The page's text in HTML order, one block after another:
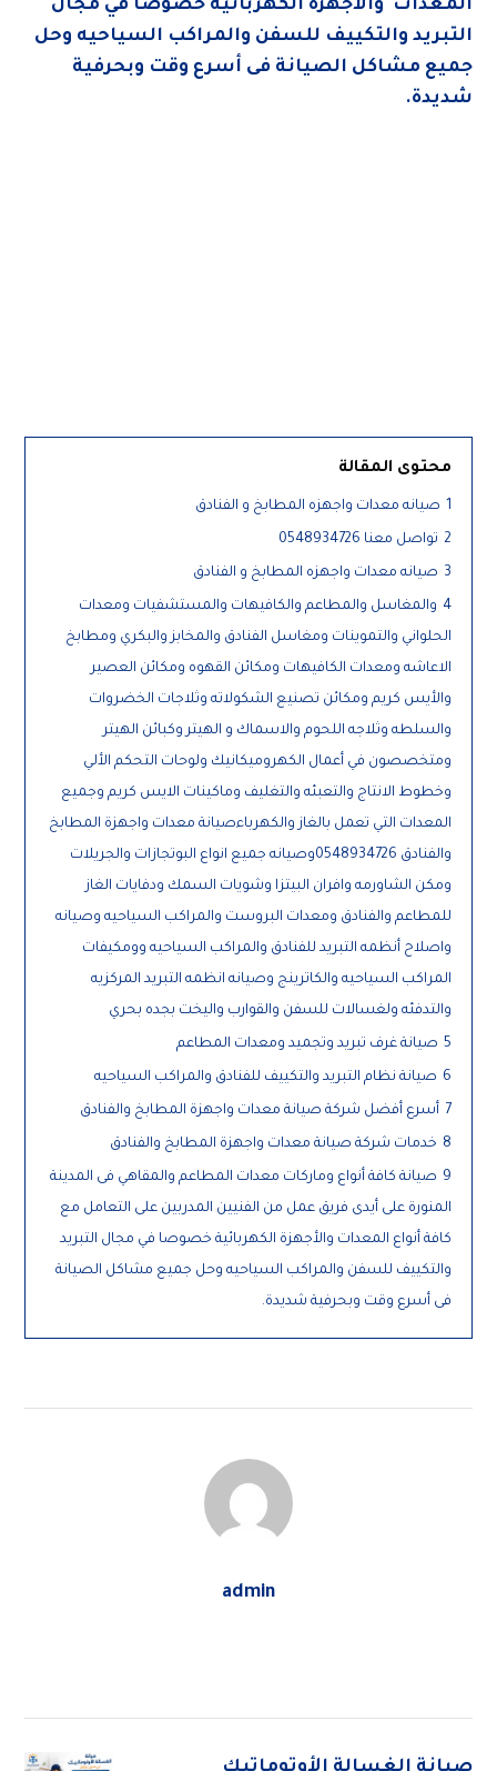
المعدات والأجهزة الكهربائية خصوصا في مجال
التبريد والتكييف للسفن والمراكب السياحيه وحل
جميع مشاكل الصيانة فى أسرع وقت وبحرفية
شديدة.
محتوى المقالة
1 صيانه معدات واجهزه المطابخ و الفنادق
2 تواصل معنا 0548934726
3 صيانه معدات واجهزه المطابخ و الفنادق
4 والمغاسل والمطاعم والكافيهات والمستشفيات ومعدات
الحلواني والتموينات ومغاسل الفنادق والمخابز والبكري ومطابخ
الاعاشه ومعدات الكافيهات ومكائن القهوه ومكائن العصير
والأيس كريم ومكائن تصنيع الشكولاته وثلاجات الخضروات
والسلطه وثلاجه اللحوم والاسماك و الهيتر وكبائن الهيتر
ومتخصصون في أعمال الكهروميكانيك ولوحات التحكم الألي
وخطوط الانتاج والتعبئه والتغليف وماكينات الايس كريم وجميع
المعدات التي تعمل بالغاز والكهرباءصيانة معدات واجهزة المطابخ
والفنادق 0548934726وصيانه جميع انواع البوتجازات والجريلات
ومكن الشاورمه وافران البيتزا وشويات السمك ودفايات الغاز
للمطاعم والفنادق ومعدات البروست والمراكب السياحيه وصيانه
واصلاح أنظمه التبريد للفنادق والمراكب السياحيه وومكيفات
المراكب السياحيه والكاترينج وصيانه انظمه التبريد المركزيه
والتدفئه ولغسالات للسفن والقوارب واليخت بجده بحري
5 صيانة غرف تبريد وتجميد ومعدات المطاعم
6 صيانة نظام التبريد والتكييف للفنادق والمراكب السياحيه
7 أسرع أفضل شركة صيانة معدات واجهزة المطابخ والفنادق
8 خدمات شركة صيانة معدات واجهزة المطابخ والفنادق
9 صيانة كافة أنواع وماركات معدات المطاعم والمقاهي فى المدينة
المنورة على أيدى فريق عمل من الفنيين المدربين على التعامل مع
كافة أنواع المعدات والأجهزة الكهربائية خصوصا في مجال التبريد
والتكييف للسفن والمراكب السياحيه وحل جميع مشاكل الصيانة
فى أسرع وقت وبحرفية شديدة.
admin